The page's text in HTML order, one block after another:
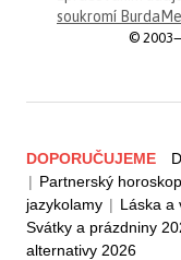
soukromí
©
DOPORUČUJEME
| Partnerský horoskop
jazykolamy | Láska a
Svátky a prázdniny
alternativy 2026